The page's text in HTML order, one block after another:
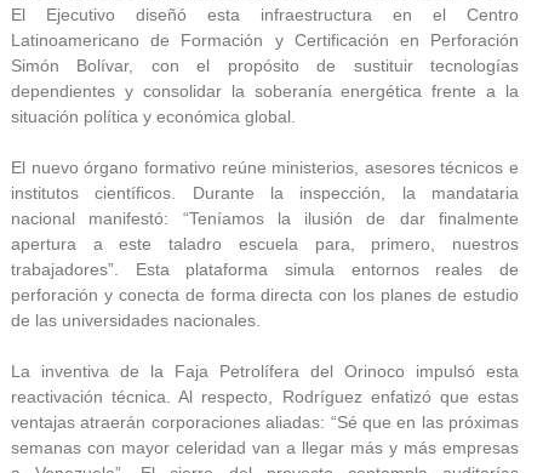
El Ejecutivo diseñó esta infraestructura en el Centro
Latinoamericano de Formación y Certificación en Perforación
Simón Bolívar, con el propósito de sustituir tecnologías
dependientes y consolidar la soberanía energética frente a la
situación política y económica global.
El nuevo órgano formativo reúne ministerios, asesores técnicos e
institutos científicos. Durante la inspección, la mandataria
nacional manifestó: “Teníamos la ilusión de dar finalmente
apertura a este taladro escuela para, primero, nuestros
trabajadores”. Esta plataforma simula entornos reales de
perforación y conecta de forma directa con los planes de estudio
de las universidades nacionales.
La inventiva de la Faja Petrolífera del Orinoco impulsó esta
reactivación técnica. Al respecto, Rodríguez enfatizó que estas
ventajas atraerán corporaciones aliadas: “Sé que en las próximas
semanas con mayor celeridad van a llegar más y más empresas